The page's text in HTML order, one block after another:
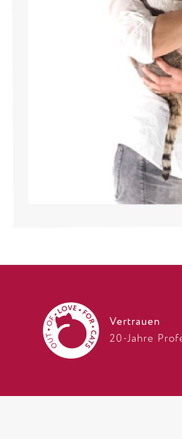
Vertrauen
20-Jahre